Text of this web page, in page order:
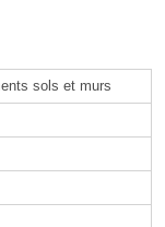
sols et murs